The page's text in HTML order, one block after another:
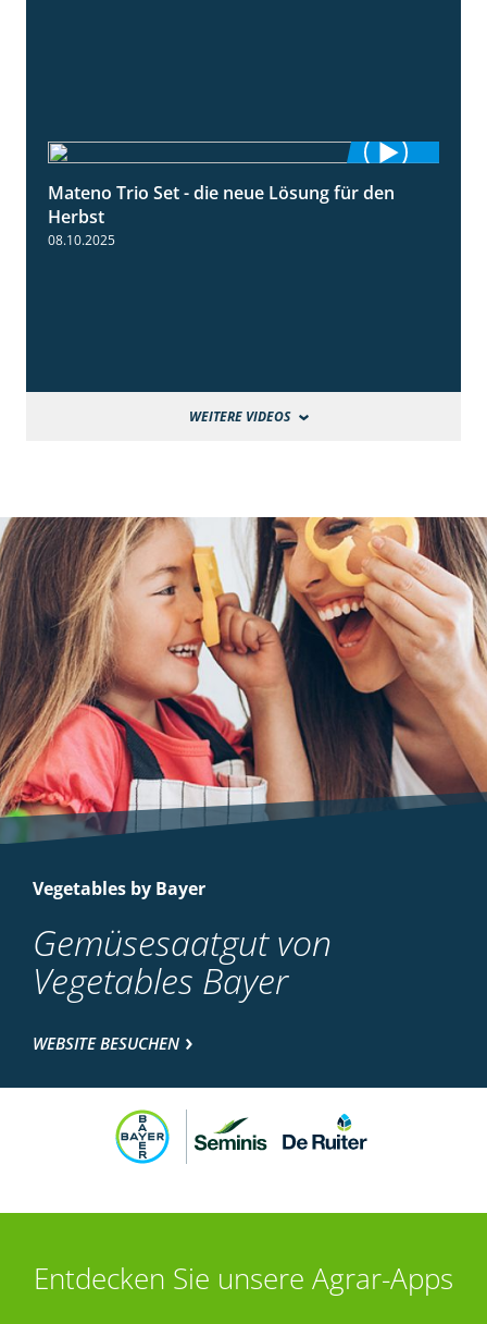
2:22
Mateno Trio Set - die neue Lösung für den
Herbst
08.10.2025
WEITERE VIDEOS
Vegetables by Bayer
Gemüsesaatgut von
Vegetables Bayer
WEBSITE BESUCHEN
Entdecken Sie unsere Agrar-Apps